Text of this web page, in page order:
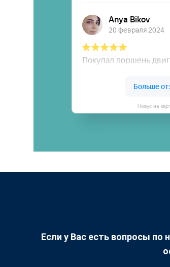
Новус на
Если у Вас есть вопросы по